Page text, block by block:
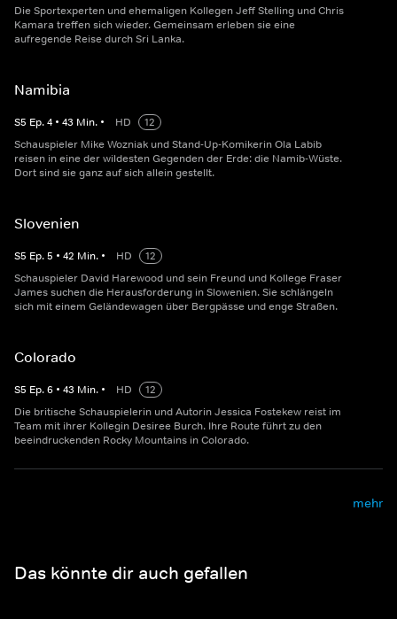
Die Sportexperten und ehemaligen Kollegen Jeff Stelling und Chris
Kamara treffen sich wieder. Gemeinsam erleben sie eine
aufregende Reise durch Sri Lanka.
Namibia
S5 Ep.4 • 43 Min. • HD
12
Schauspieler Mike Wozniak und Stand-Up-Komikerin Ola Labib
reisen in eine der wildesten Gegenden der Erde: die Namib-Wüste.
Dort sind sie ganz auf sich allein gestellt.
Slovenien
S5 Ep.5 • 42 Min. • HD
12
Schauspieler David Harewood und sein Freund und Kollege Fraser
James suchen die Herausforderung in Slowenien. Sie schlängeln
sich mit einem Geländewagen über Bergpässe und enge Straßen.
Colorado
S5 Ep.6 • 43 Min. • HD
12
Die britische Schauspielerin und Autorin Jessica Fostekew reist im
Team mit ihrer Kollegin Desiree Burch. Ihre Route führt zu den
beeindruckenden Rocky Mountains in Colorado.
mehr
Das könnte dir auch gefallen